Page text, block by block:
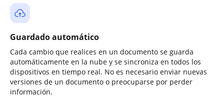
Guardado automático
Cada cambio que realices en un documento se guarda
automáticamente en la nube y se sincroniza en todos los
dispositivos en tiempo real. No es necesario enviar nuevas
versiones de un documento o preocuparse por perder
información.